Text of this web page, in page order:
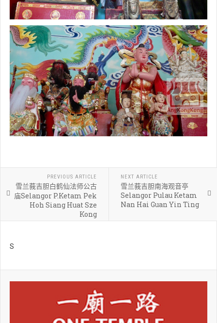
PREVIOUS ARTICLE
雪兰莪吉胆白鹤仙法师公古
庙Selangor P.Ketam Pek
Hoh Siang Huat Sze
Kong
NEXT ARTICLE
雪兰莪吉胆南海观音亭
Selangor Pulau Ketam
Nan Hai Guan Yin Ting
S